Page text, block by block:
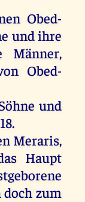
Obed-
undihre
Männer,
Obed-
und
Meraris,
Haupt
doch zum